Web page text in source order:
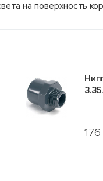
на поверхность
176